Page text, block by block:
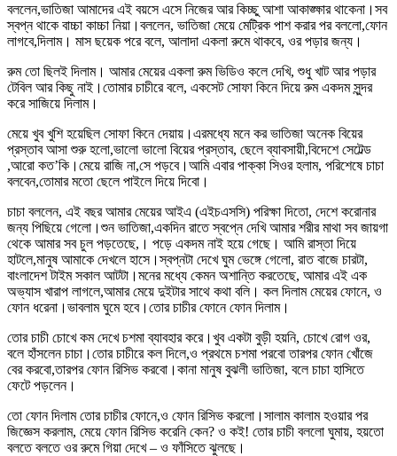
বললেন,ভাতিজা আমাদের এই বয়সে এসে নিজের আর কিচ্ছু আশা আকাঙ্ক্ষার থাকেনা।সব
স্বপ্ন থাকে বাচ্চা কাচ্চা নিয়া।বললেন, ভাতিজা মেয়ে মেট্রিক পাশ করার পর বললো,ফোন
লাগবে,দিলাম। মাস ছয়েক পরে বলে, আলাদা একলা রুমে থাকবে, ওর পড়ার জন্য।
রুম তো ছিলই দিলাম। আমার মেয়ের একলা রুম ভিডিও কলে দেখি, শুধু খাট আর পড়ার
টেবিল আর কিছু নাই।তোমার চাচীরে বলে, একসেট সোফা কিনে দিয়ে রুম একদম সুন্দর
করে সাজিয়ে দিলাম।
মেয়ে খুব খুশি হয়েছিল সোফা কিনে দেয়ায়।এরমধ্যে মনে কর ভাতিজা অনেক বিয়ের
প্রস্তাব আসা শুরু হলো,ভালো ভালো বিয়ের প্রস্তাব, ছেলে ব্যাবসায়ী,বিদেশে সেটেল্ড
,আরো কত’কি।মেয়ে রাজি না,সে পড়বে।আমি এবার পাক্কা সিওর হলাম, পরিশেষে চাচা
বলবেন,তোমার মতো ছেলে পাইলে দিয়ে দিবো।
চাচা বললেন, এই বছর আমার মেয়ের আইএ (এইচএসসি) পরিক্ষা দিতো, দেশে করোনার
জন্য পিছিয়ে গেলো।শুন ভাতিজা,একদিন রাতে স্বপ্নে দেখি আমার শরীর মাথা সব জায়গা
থেকে আমার সব চুল পড়তেছে,। পড়ে একদম নাই হয়ে গেছে। আমি রাস্তা দিয়ে
হাটলে,মানুষ আমাকে দেখলে হাসে।স্বপ্নটা দেখে ঘুম ভেঙ্গে গেলো, রাত বাজে চারটা,
বাংলাদেশ টাইম সকাল আটটা।মনের মধ্যে কেমন অশান্তি করতেছে, আমার এই এক
অভ্যাস খারাপ লাগলে,আমার মেয়ে দুইটার সাথে কথা বলি। কল দিলাম মেয়ের ফোনে, ও
ফোন ধরেনা।ভাবলাম ঘুমে হবে।তোর চাচীর ফোনে ফোন দিলাম।
তোর চাচী চোখে কম দেখে চশমা ব্যাবহার করে।খুব একটা বুড়ী হয়নি, চোখে রোগ ওর,
বলে হাঁসলেন চাচা।তোর চাচীরে কল দিলে,ও প্রথমে চশমা পরবো তারপর ফোন খোঁজে
বের করবো,তারপর ফোন রিসিভ করবো।কানা মানুষ বুঝলী ভাতিজা, বলে চাচা হাসিতে
ফেটে পড়লেন।
তো ফোন দিলাম তোর চাচীর ফোনে,ও ফোন রিসিভ করলো।সালাম কালাম হওয়ার পর
জিজ্ঞেস করলাম, মেয়ে ফোন রিসিভ করেনি কেন? ও কই! তোর চাচী বললো ঘুমায়, হয়তো
বলতে বলতে ওর রুমে গিয়া দেখে – ও ফাঁসিতে ঝুলছে।